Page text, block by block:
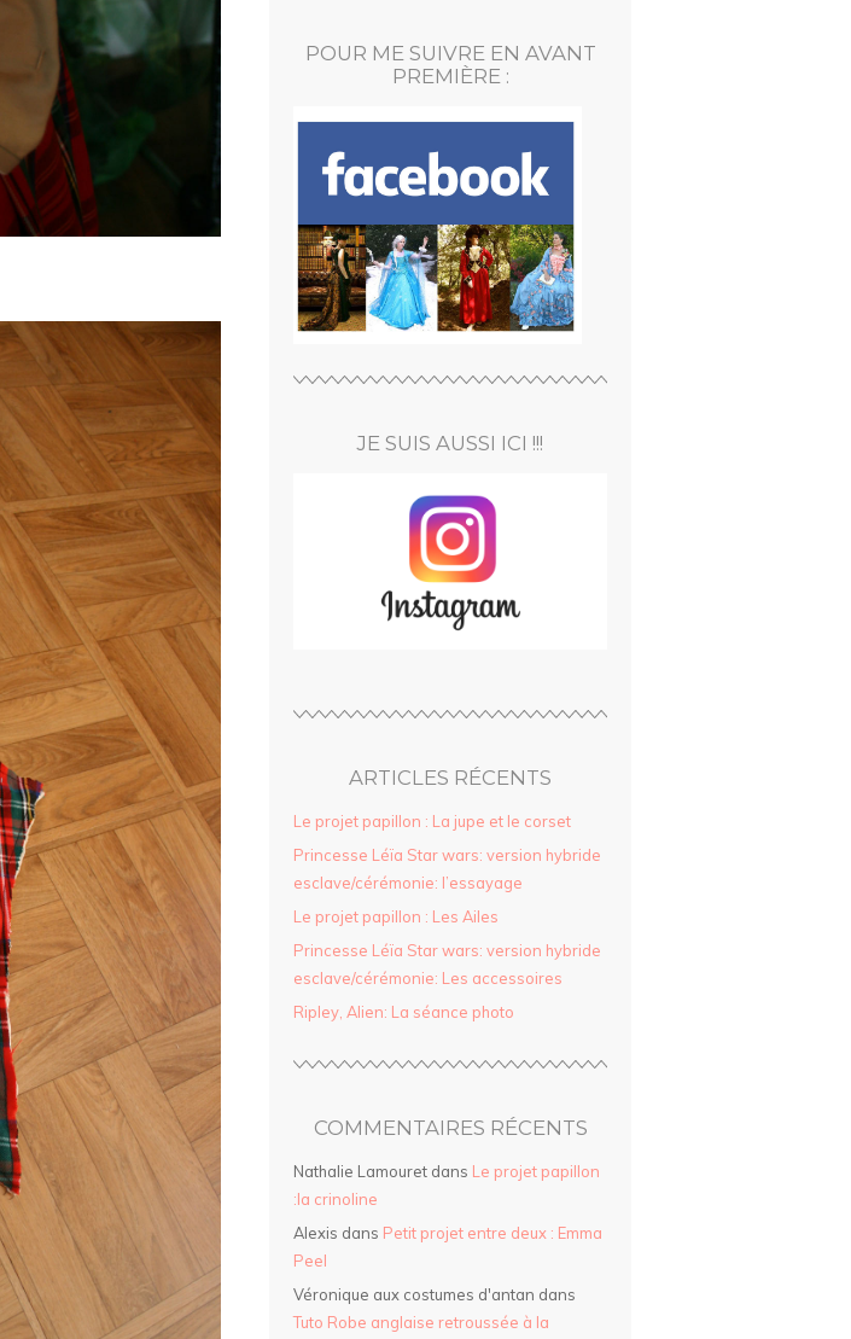
POUR ME SUIVRE EN AVANT
PREMIÈRE :
JE SUIS AUSSI ICI !!!
ARTICLES RÉCENTS
Le projet papillon : La jupe et le corset
Princesse Léïa Star wars: version hybride
esclave/cérémonie: l’essayage
Le projet papillon : Les Ailes
Princesse Léïa Star wars: version hybride
esclave/cérémonie: Les accessoires
Ripley, Alien: La séance photo
COMMENTAIRES RÉCENTS
Nathalie Lamouret dans Le projet papillon
:la crinoline
Alexis dans Petit projet entre deux : Emma
Peel
Véronique aux costumes d'antan dans
Tuto Robe anglaise retroussée à la